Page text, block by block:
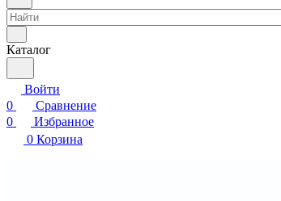
Каталог
Войти
0
Сравнение
0
Избранное
0 Корзина